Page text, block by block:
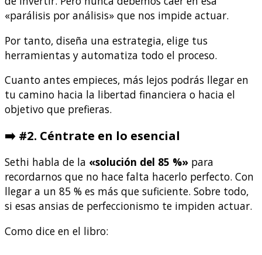
«parálisis por análisis» que nos impide actuar.
Por tanto, diseña una estrategia, elige tus
herramientas y automatiza todo el proceso.
Cuanto antes empieces, más lejos podrás llegar en
tu camino hacia la libertad financiera o hacia el
objetivo que prefieras.
➡️ #2. Céntrate en lo esencial
Sethi habla de la «solución del 85 %» para
recordarnos que no hace falta hacerlo perfecto. Con
llegar a un 85 % es más que suficiente. Sobre todo,
si esas ansias de perfeccionismo te impiden actuar.
Como dice en el libro: